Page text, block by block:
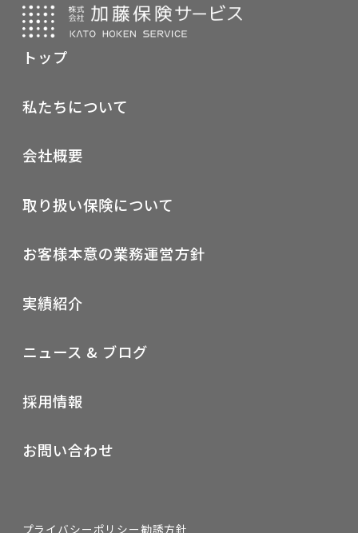
トップ
私たちについて
会社概要
取り扱い保険について
お客様本意の業務運営方針
実績紹介
ニュース & ブログ
採用情報
お問い合わせ
プライバシーポリシー 勧誘方針